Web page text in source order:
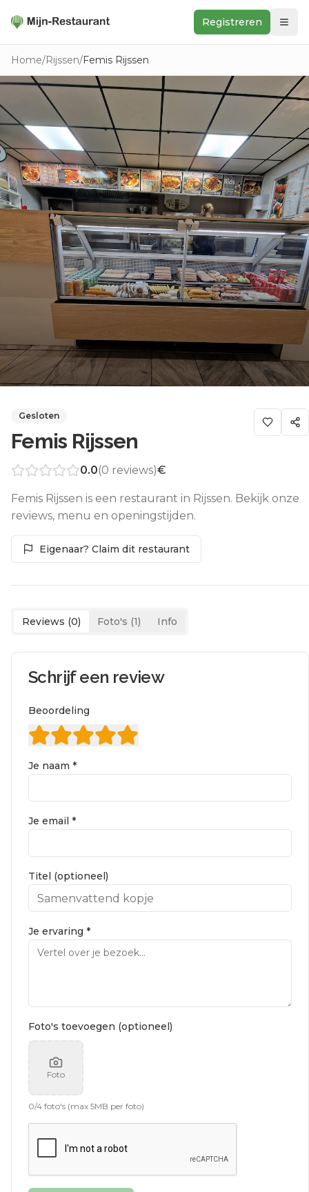
Registreren
Zoeken
In de buurt
Ontdek
Keukens
Foodwall
Reviews
Home/Rijssen/Femis Rijssen
Gesloten
Femis Rijssen
0.0(0 reviews)€
Femis Rijssen is een restaurant in Rijssen. Bekijk onze
reviews, menu en openingstijden.
Eigenaar? Claim dit restaurant
Reviews (0) Foto's (1) Info
Schrijf een review
Beoordeling
Je naam *
Je email *
Titel (optioneel)
Je ervaring *
Foto's toevoegen (optioneel)
Foto
0/4 foto's (max 5MB per foto)